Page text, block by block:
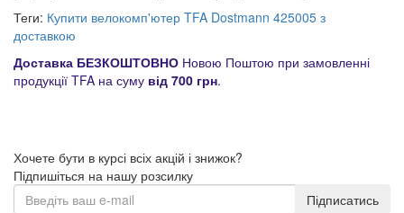
Теги: Купити велокомп'ютер TFA Dostmann 425005 з
доставкою
Доставка БЕЗКОШТОВНО Новою Поштою при замовленні
продукції TFA на суму від 700 грн.
Хочете бути в курсі всіх акцій і знижок?
Підпишіться на нашу розсилку
Підписатись